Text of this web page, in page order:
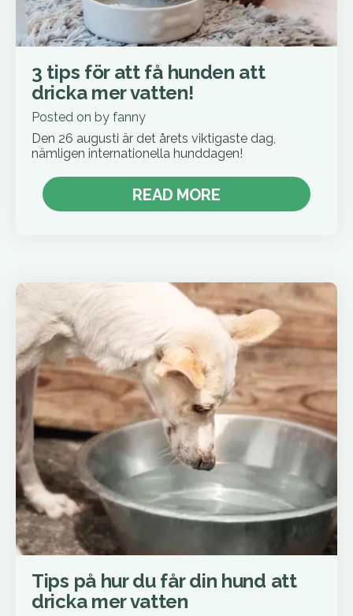
3 tips för att få hunden att
dricka mer vatten!
Posted on by fanny
Den 26 augusti är det årets viktigaste dag,
nämligen internationella hunddagen!
READ MORE
Tips på hur du får din hund att
dricka mer vatten